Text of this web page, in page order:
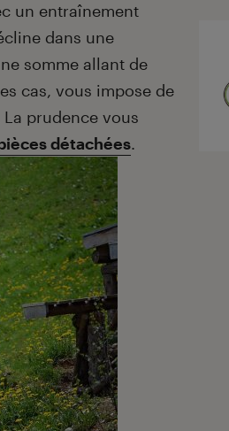
un entraînement
dans une
somme allant de
cas, vous impose de
La prudence vous
détachées.